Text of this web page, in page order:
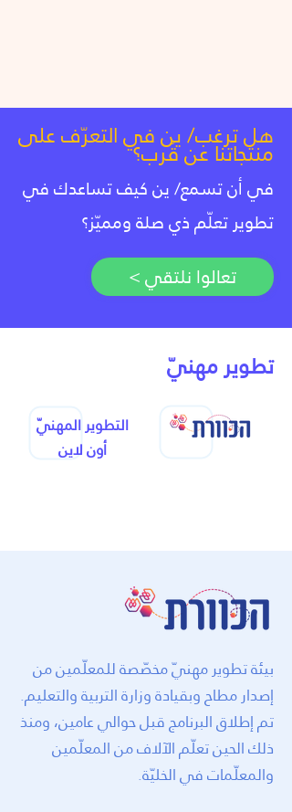
تطوير مهنيّ
التطوير المهنيّ
أون لاين
في أن تسمع/ ين كيف تساعدك في
تطوير تعلّم ذي صلة ومميّز؟
هل ترغب/ ين في التعرّف على
منتجاتنا عن قُرب؟
< تعالوا نلتقي
بيئة تطوير مهنيّ مخصّصة للمعلّمين من
إصدار مطاح وبقيادة وزارة التربية والتعليم.
تم إطلاق البرنامج قبل حوالي عامين، ومنذ
ذلك الحين تعلّم الآلاف من المعلّمين
والمعلّمات في الخليّة.